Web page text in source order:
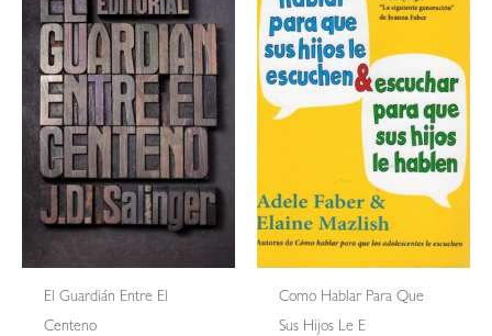
El Guardián Entre El
Centeno
Como Hablar Para Que
Sus Hijos Le E